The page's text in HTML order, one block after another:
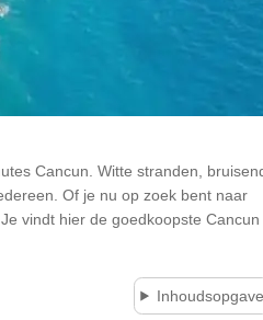
Cancun. Witte stranden,
Of je nu op zoek bent naar
vindt hier de goedkoopste Cancun
Inhoudsopgave